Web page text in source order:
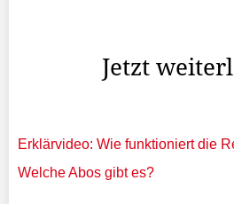
Jetzt
Erklärvideo: Wie funktioniert die
Welche Abos gibt es?